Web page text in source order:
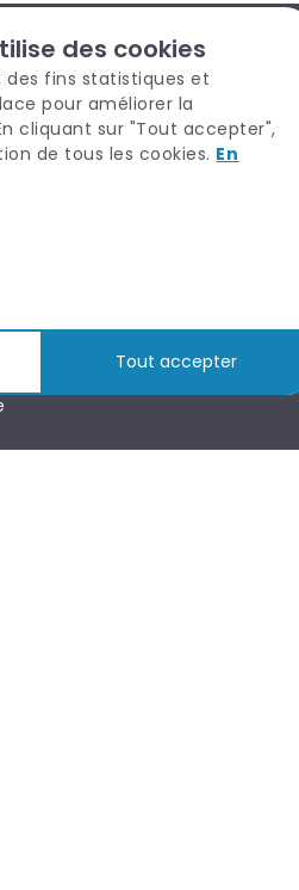
des cookies
des fins statistiques et
pour améliorer la
cliquant sur "Tout accepter",
de tous les cookies. En
Tout accepter